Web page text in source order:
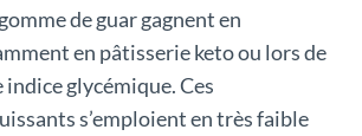
de guar gagnent en
en pâtisserie keto ou lors de
indice glycémique. Ces
s’emploient en très faible